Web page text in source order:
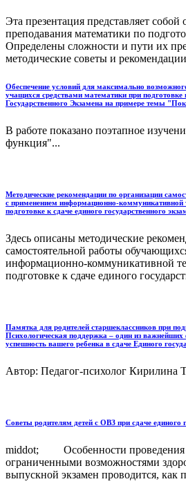
Эта презентация представляет
преподавания математики по
Определены сложности и пути их
методические советы и
Обеспечение условий для максимально
учащихся средствами математики при
Государственного Экзамена на примере темы
В работе показано поэтапное
функция"...
Методические рекомендации по организации
с применением информационно-
подготовке к сдаче единого государственного
Здесь описаны методические
самостоятельной работы
информационно-коммуникативной
подготовке к сдаче единого
Памятка для родителей старшеклассников при
Психологическая поддержка – один из
успешность вашего ребенка в сдаче Единого
Автор: Педагог-психолог Кирилина
Советы родителям детей с ОВЗ при сдаче единого
middot; Особенности проведения
ограниченными возможностями
выпускной экзамен проводится, как